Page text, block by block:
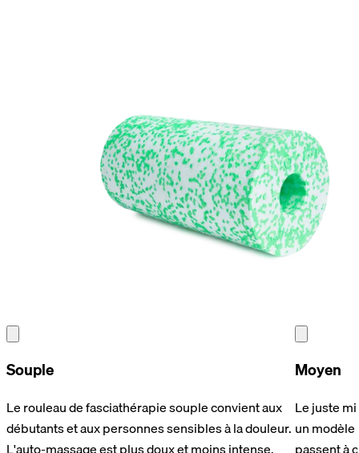
Souple
Le rouleau de fasciathérapie souple convient aux
débutants et aux personnes sensibles à la douleur.
Moyen
Le juste
un